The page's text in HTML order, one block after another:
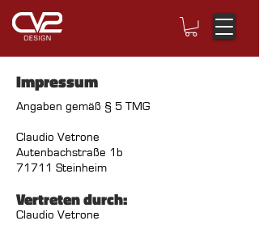
Impressum
Angaben gemäß § 5 TMG
Claudio Vetrone
Autenbachstraße 1b
71711 Steinheim
Vertreten durch:
Claudio Vetrone